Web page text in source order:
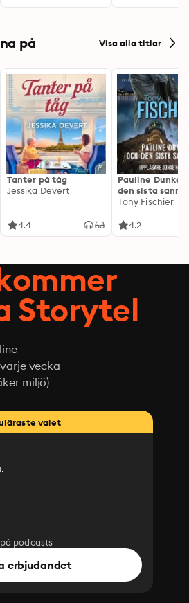
på Visa alla titlar
Tanter på tåg
Jessika Devert
4.4
Pauline Dunker
den sista
Tony Fischier
4.2
Storytel
vecka
miljö)
valet
podcasts
erbjudandet